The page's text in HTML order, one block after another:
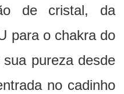
de cristal, da
para o chakra do
pureza desde
no cadinho